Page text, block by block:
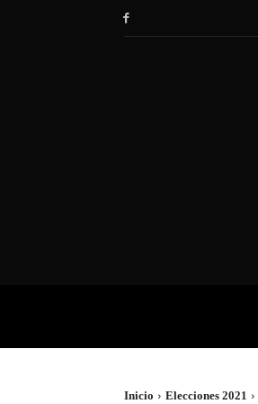
Inicio Elecciones 2021